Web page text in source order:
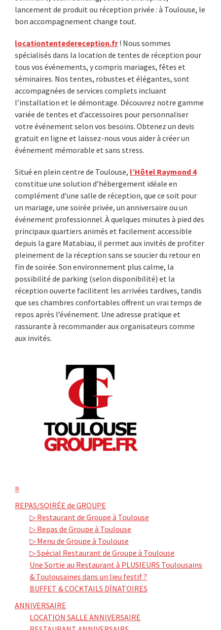
lancement de produit ou réception privée : à Toulouse, le
bon accompagnement change tout.
locationtentedereception.fr! Nous sommes
spécialisés dans la location de tentes de réception pour
tous vos événements, y compris mariages, fêtes et
séminaires. Nos tentes, robustes et élégantes, sont
accompagnées de services complets incluant
l’installation et le démontage. Découvrez notre gamme
variée de tentes et d’accessoires pour personnaliser
votre événement selon vos besoins. Obtenez un devis
gratuit en ligne et laissez-nous vous aider à créer un
événement mémorable et sans stress.
Situé en plein centre de Toulouse, l’Hôtel Raymond 4
constitue une solution d’hébergement idéale en
complément d’une salle de réception, que ce soit pour
un mariage, une soirée privée, un anniversaire ou un
événement professionnel. À quelques minutes à pied des
principaux quartiers animés et facilement accessible
depuis la gare Matabiau, il permet aux invités de profiter
pleinement de la réception sans se soucier du retour en
fin de soirée. Son environnement plus calme, la
possibilité de parking (selon disponibilité) et la
réception ouverte facilitent les arrivées tardives, tandis
que ses chambres confortables offrent un vrai temps de
repos après l’événement. Une adresse pratique et
rassurante à recommander aux organisateurs comme
aux invités.
≡
REPAS/SOIRÉE de GROUPE
▷ Restaurant de Groupe à Toulouse
▷ Repas de Groupe à Toulouse
▷ Menu de Groupe à Toulouse
▷ Spécial Restaurant de Groupe à Toulouse
Une Sortie au Restaurant à PLUSIEURS Toulousains
& Toulousaines dans un lieu festif ?
BUFFET & COCKTAILS DÎNATOIRES
ANNIVERSAIRE
LOCATION SALLE ANNIVERSAIRE